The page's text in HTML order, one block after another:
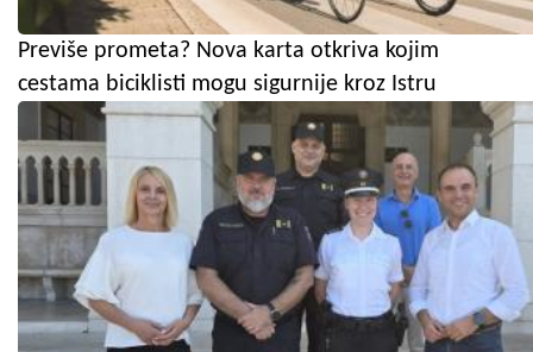
Previše prometa? Nova karta otkriva kojim
cestama biciklisti mogu sigurnije kroz Istru